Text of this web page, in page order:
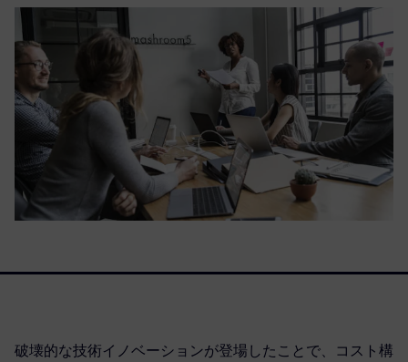
破壊的な技術イノベーションが登場したことで、コスト構